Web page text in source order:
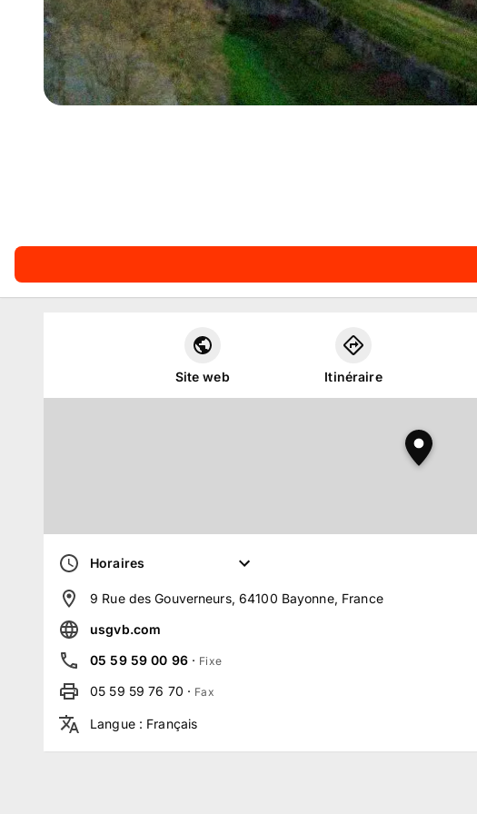
Site web Itinéraire
Horaires
9 Rue des Gouverneurs, 64100 Bayonne, France
usgvb.com
05 59 59 00 96 · Fixe
05 59 59 76 70 · Fax
Langue: Français